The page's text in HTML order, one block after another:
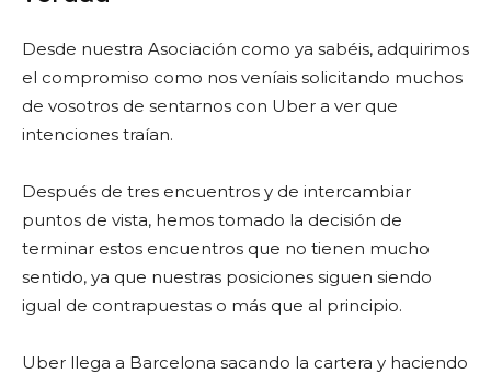
Desde nuestra Asociación como ya sabéis, adquirimos
el compromiso como nos veníais solicitando muchos
de vosotros de sentarnos con Uber a ver que
intenciones traían.
Después de tres encuentros y de intercambiar
puntos de vista, hemos tomado la decisión de
terminar estos encuentros que no tienen mucho
sentido, ya que nuestras posiciones siguen siendo
igual de contrapuestas o más que al principio.
Uber llega a Barcelona sacando la cartera y haciendo